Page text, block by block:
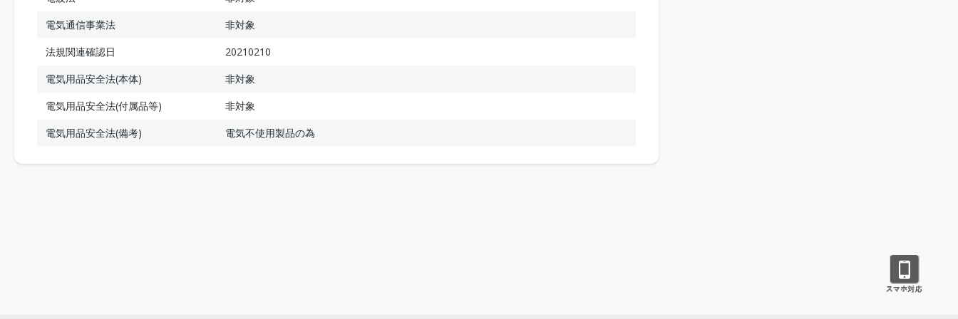
電気通信事業法
非対象
法規関連確認日
20210210
電気用品安全法(本体)
非対象
電気用品安全法(付属品等)
非対象
電気用品安全法(備考)
電気不使用製品の為